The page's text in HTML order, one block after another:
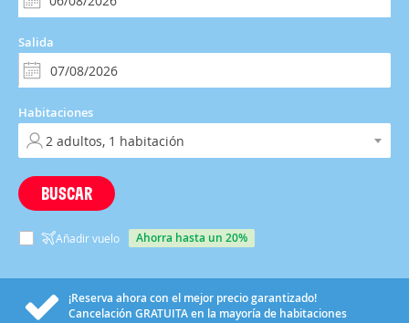
Salida
Habitaciones
BUSCAR
Añadir vuelo ahorra hasta un 20%
¡Reserva ahora con el mejor precio garantizado!
Cancelación GRATUITAen la mayoría de habitaciones